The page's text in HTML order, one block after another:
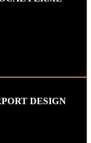
DESIGN